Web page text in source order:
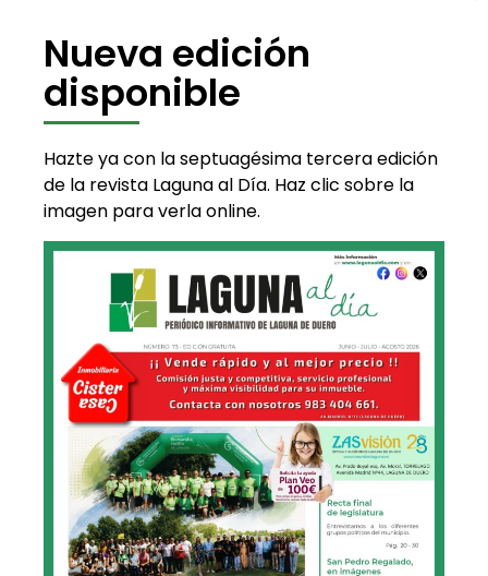
Nueva edición
disponible
Hazte ya con la septuagésima tercera edición
de la revista Laguna al Día. Haz clic sobre la
imagen para verla online.